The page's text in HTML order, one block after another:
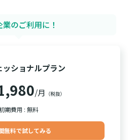
業のご利用に！
ッショナルプラン
/月 （税抜）
期費用 : 無料
無料で試してみる